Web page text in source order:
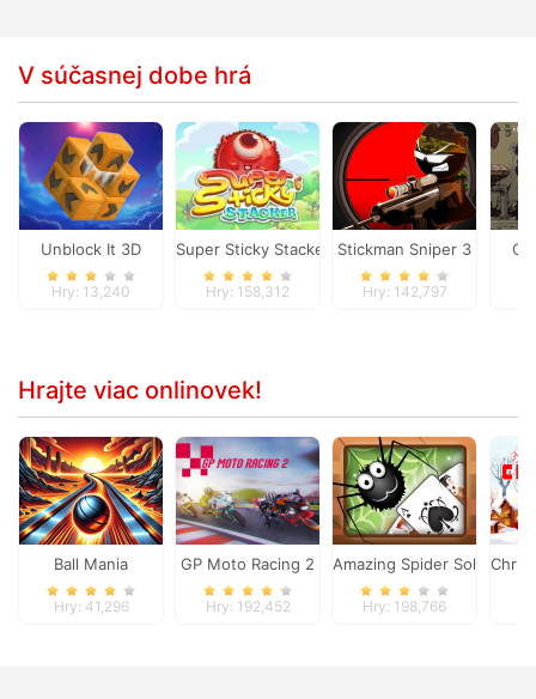
V súčasnej dobe hrá
Unblock It 3D
Hry: 13,240
Super Sticky Stacker
Hry: 158,312
Stickman Sniper 3
Hry: 142,797
Hrajte viac onlinovek!
Ball Mania
Hry: 41,296
GP Moto Racing 2
Hry: 192,452
Amazing Spider Solitaire
Hry: 198,766